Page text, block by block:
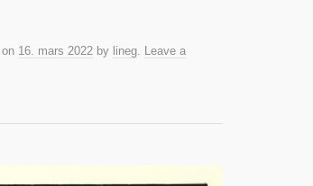
on 16. mars 2022 by lineg. Leave a